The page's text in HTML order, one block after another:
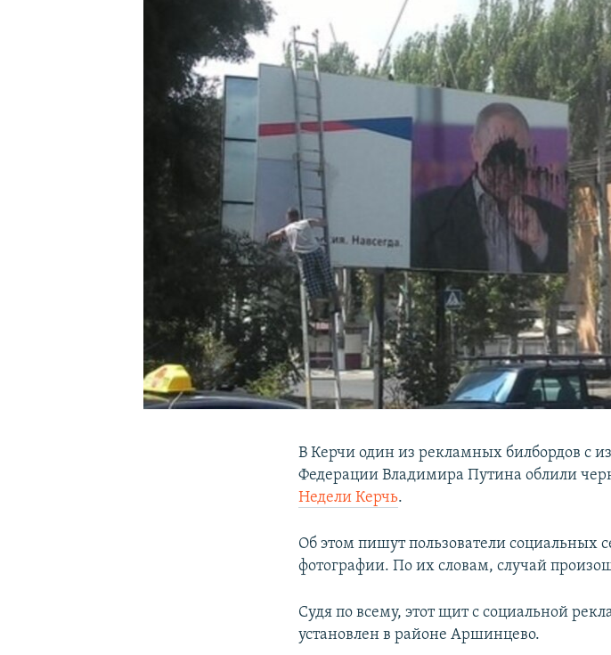
УКРАИНСКАЯ ПРОБЛЕМА КРЫМА
В Керчи один из рекламных билбордов с
Федерации Владимира Путина облили
Недели Керчь.
Об этом пишут пользователи социальных
фотографии. По их словам, случай
Судя по всему, этот щит с социальной
установлен в районе Аршинцево.